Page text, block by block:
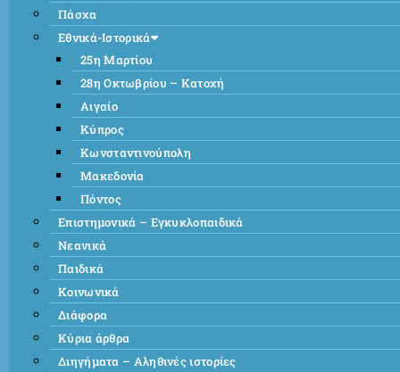
Πάσχα
Εθνικά-Ιστορικά
25η Μαρτίου
28η Οκτωβρίου – Κατοχή
Αιγαίο
Κύπρος
Κωνσταντινούπολη
Μακεδονία
Πόντος
Επιστημονικά – Εγκυκλοπαιδικά
Νεανικά
Παιδικά
Κοινωνικά
Διάφορα
Κύρια άρθρα
Διηγήματα – Αληθινές ιστορίες